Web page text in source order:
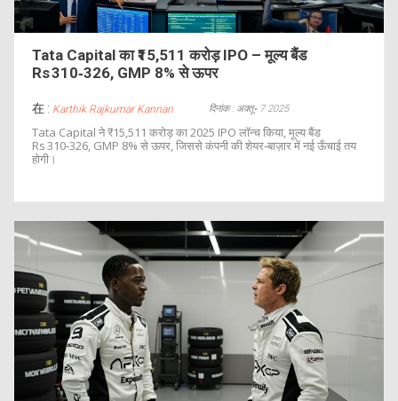
Tata Capital का ₹15,511 करोड़ IPO – मूल्य बैंड
Rs 310‑326, GMP 8% से ऊपर
在 : Karthik Rajkumar Kannan दिनांक : अक्तू॰ 7 2025
Tata Capital ने ₹15,511 करोड़ का 2025 IPO लॉन्च किया, मूल्य बैंड
Rs 310‑326, GMP 8% से ऊपर, जिससे कंपनी की शेयर‑बाज़ार में नई ऊँचाई तय
होगी।